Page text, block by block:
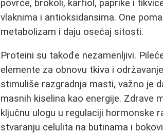
povrće, brokoli, karfiol, paprike i
vlaknima i antioksidansima. One
metabolizam i daju osećaj sitosti.
Proteini su takođe nezamenljivi.
elemente za obnovu tkiva i
stimuliše razgradnja masti, važno je
masnih kiselina kao energije. Zdrave
ključnu ulogu u regulaciji hormonske
stvaranju celulita na butinama i